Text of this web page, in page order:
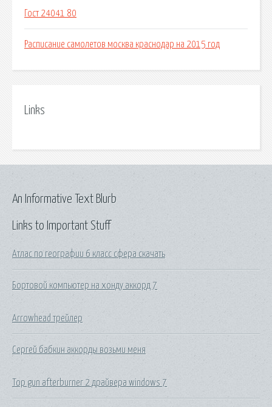
Гост 24041 80
Расписание самолетов москва краснодар на 2015 год
Links
Links to Important Stuff
Атлас по географии 6 класс сфера скачать
Бортовой компьютер на хонду аккорд 7
Arrowhead трейлер
Сергей бабкин аккорды возьми меня
Top gun afterburner 2 драйвера windows 7
An Informative Text Blurb